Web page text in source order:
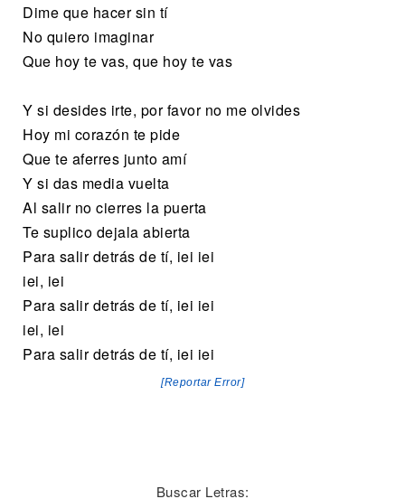
Dime que hacer sin tí
No quiero imaginar
Que hoy te vas, que hoy te vas
Y si desides irte, por favor no me olvides
Hoy mi corazón te pide
Que te aferres junto amí
Y si das media vuelta
Al salir no cierres la puerta
Te suplico dejala abierta
Para salir detrás de tí, iei iei
iei, iei
Para salir detrás de tí, iei iei
iei, iei
Para salir detrás de tí, iei iei
[Reportar Error]
Buscar Letras: